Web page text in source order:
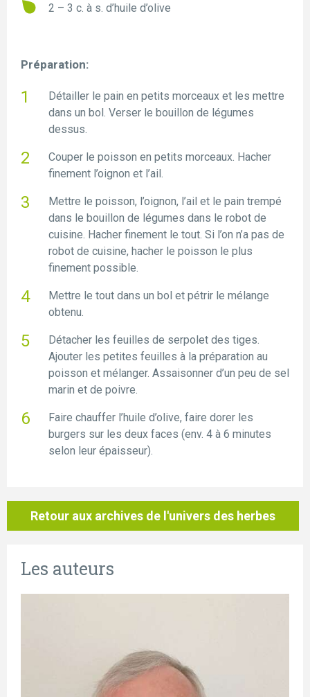
2 – 3 c. à s. d’huile d’olive
Préparation:
Détailler le pain en petits morceaux et les mettre
dans un bol. Verser le bouillon de légumes
dessus.
Couper le poisson en petits morceaux. Hacher
finement l’oignon et l’ail.
Mettre le poisson, l’oignon, l’ail et le pain trempé
dans le bouillon de légumes dans le robot de
cuisine. Hacher finement le tout. Si l’on n’a pas de
robot de cuisine, hacher le poisson le plus
finement possible.
Mettre le tout dans un bol et pétrir le mélange
obtenu.
Détacher les feuilles de serpolet des tiges.
Ajouter les petites feuilles à la préparation au
poisson et mélanger. Assaisonner d’un peu de sel
marin et de poivre.
Faire chauffer l’huile d’olive, faire dorer les
burgers sur les deux faces (env. 4 à 6 minutes
selon leur épaisseur).
Retour aux archives de l'univers des herbes
Les auteurs